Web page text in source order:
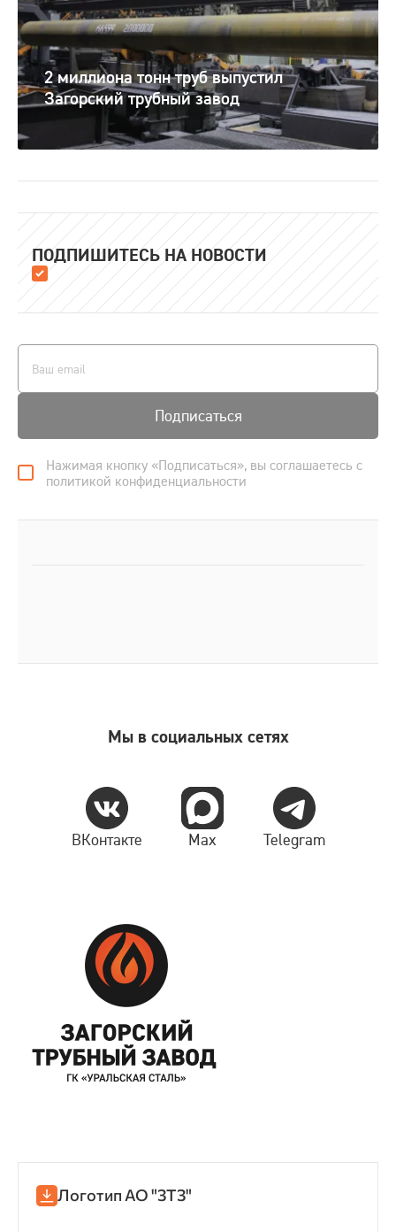
2 миллиона тонн труб выпустил
Загорский трубный завод
ПОДПИШИТЕСЬ НА НОВОСТИ
Подписаться
Нажимая кнопку «Подписаться», вы соглашаетесь с
политикой конфиденциальности
Мы в социальных сетях
ВКонтакте Max Telegram
Логотип АО "ЗТЗ"